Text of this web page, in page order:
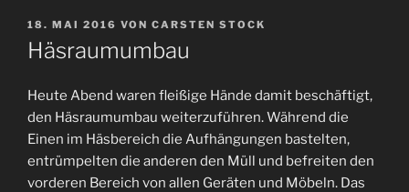
VERÖFFENTLICHT
AM
18. MAI 2016 VON CARSTEN STOCK
Häsraumumbau
Heute Abend waren fleißige Hände damit beschäftigt,
den Häsraumumbau weiterzuführen. Während die
Einen im Häsbereich die Aufhängungen bastelten,
entrümpelten die anderen den Müll und befreiten den
vorderen Bereich von allen Geräten und Möbeln. Das